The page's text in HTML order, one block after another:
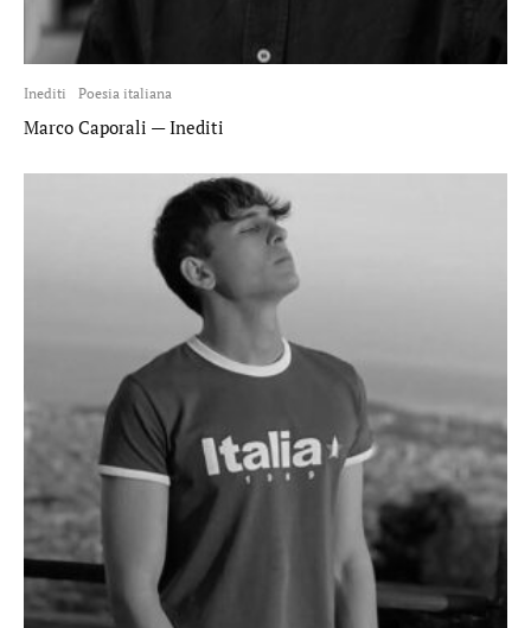
Inediti Poesia italiana
Marco Caporali — Inediti